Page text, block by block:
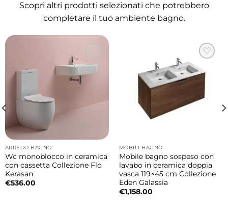
Misure
Colori disponibili
Bianco Lucido
Bianco Matt
Petrolio Lucido
Lago Lucido
Terra Lucido
Sahara Matt
Grigio Matt
Nocciola Matt
Nero Matt
Scopri altri prodotti selezionati che potrebbero
completare il tuo ambiente bagno.
ARREDO BAGNO
Wc monoblocco in ceramica
con cassetta Collezione Flo
Kerasan
€536.00
MOBILI BAGNO
Mobile bagno sospeso con
lavabo in ceramica doppia
vasca 119×45 cm Collezione
Eden Galassia
€1,158.00